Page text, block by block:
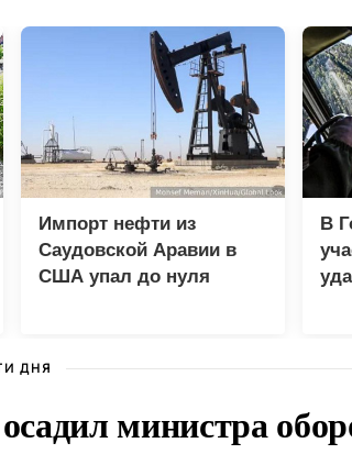
Импорт нефти из
Саудовской Аравии в
США упал до нуля
В
ДНЯ
министра